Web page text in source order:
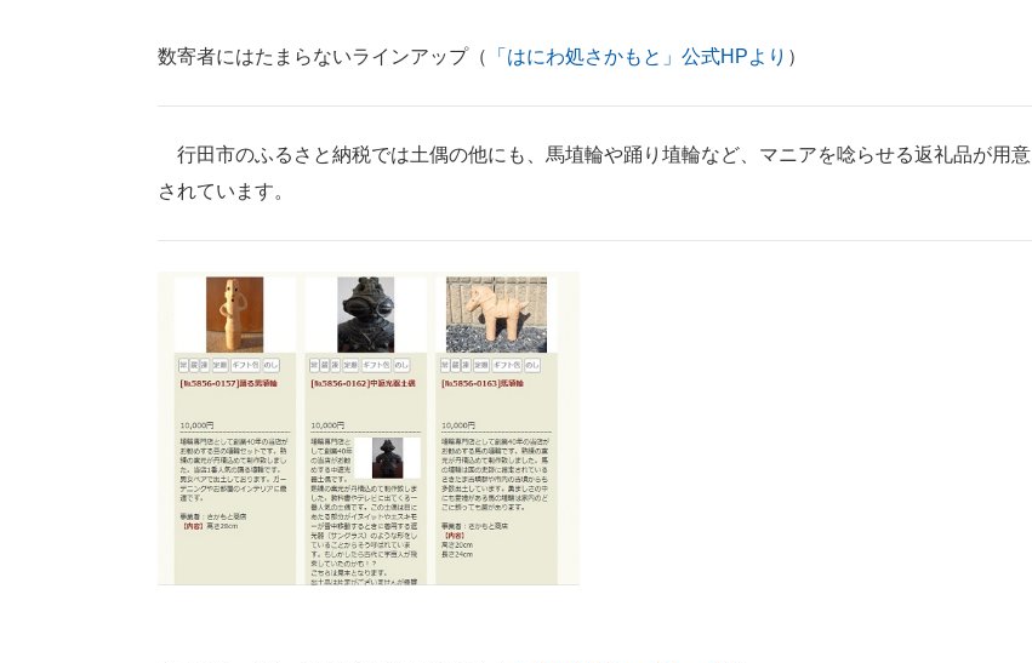
数寄者にはたまらないラインアップ（ 「はにわ処さかもと」公式HPより ）
行田市のふるさと納税では土偶の他にも、馬埴輪や踊り埴輪など、マニアを唸らせる返礼品が用意
されています。